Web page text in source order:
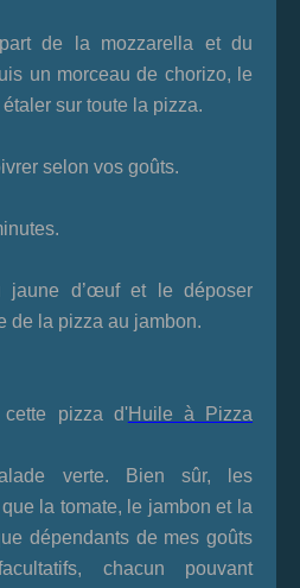
de la mozzarella et du
un morceau de chorizo, le
sur toute la pizza.
selon vos goûts.
jaune d’œuf et le déposer
de la pizza au jambon.
cette pizza d'Huile à Pizza
verte. Bien sûr, les
la tomate, le jambon et la
dépendants de mes goûts
chacun pouvant